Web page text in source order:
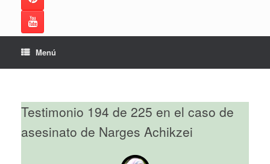
Menú
Testimonio 194 de 225 en el caso de
asesinato de Narges Achikzei